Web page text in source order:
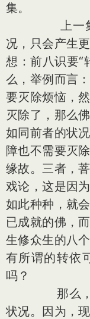
集。
上一集之
况，只会产生
想：前八识要“
么，举例而言
要灭除烦恼，
灭除了，那么
如同前者的状
障也不需要灭
缘故。三者，
戏论，这是因
如此种种，就
已成就的佛，
生修众生的八
有所谓的转依
吗？
那么，更严
状况。因为，